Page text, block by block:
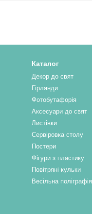
Каталог
Декор до свят
Гірлянди
Фотобутафорія
Аксесуари до свят
Листівки
Сервіровка столу
Постери
Фігури з пластику
Повітряні кульки
Весільна поліграфія